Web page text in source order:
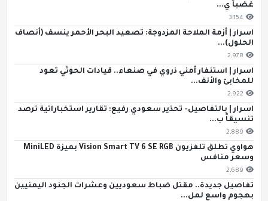
غضباً ي...
3,154
اسرار | أزمة الملاحة المزدوجة: تصعيد البحر الأحمر ينسف (أنصاف
الحلول)...
2,978
اسرار | استنفار أمني ذروي في صنعاء.. قيادات الحوثي تعود
للمخابئ والأنف...
2,922
اسرار | بالتفاصيل- تحذير سعودي رفيع: تقارير استخباراتية ترصد
تنسيقاً ب...
2,889
هواوي تطلق تلفزيون Vision Smart TV 6 SE RGB بميزة MiniLED
وسعر منافس
2,689
تفاصيل جديدة.. مقتل ضباط سعوديين وعشرات الجنود اليمنيين
بهجوم واسع لمل...